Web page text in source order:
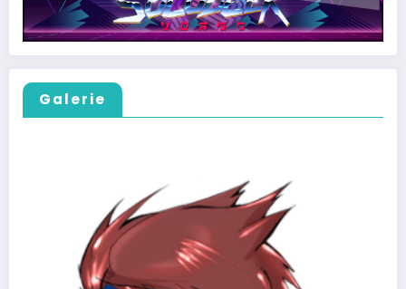
Galerie